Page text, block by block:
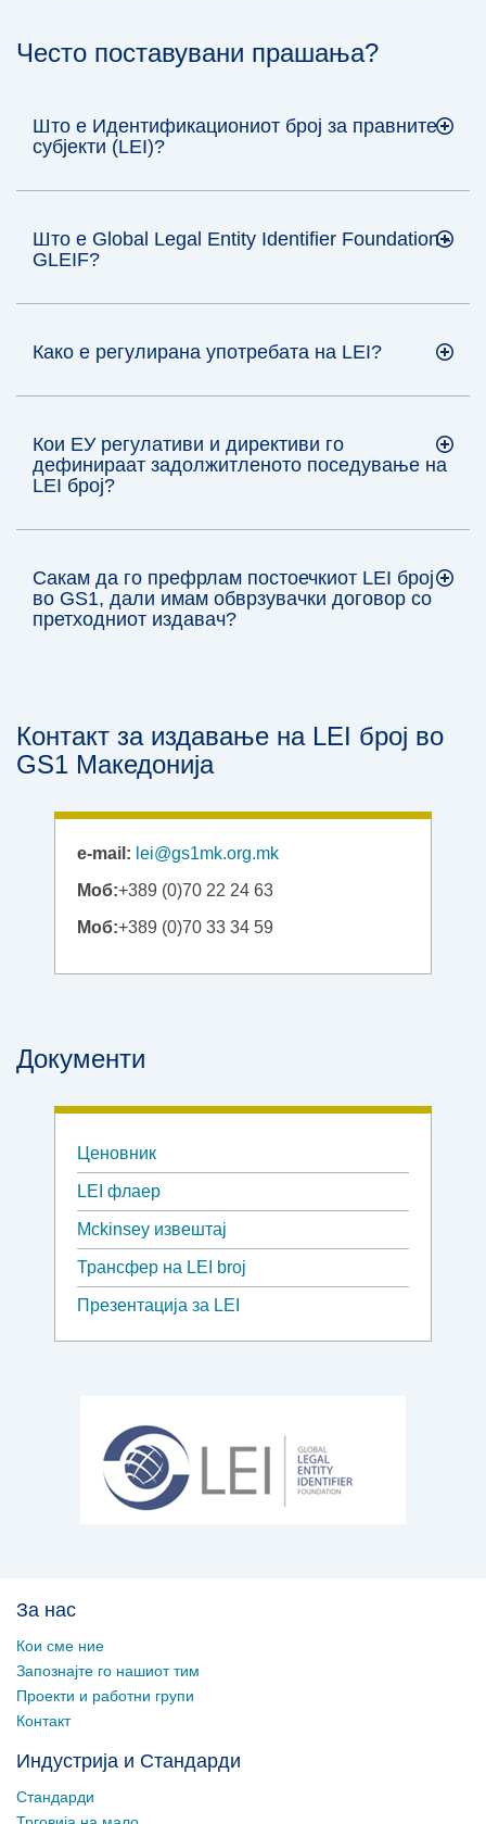
Често поставувани прашања?
Што е Идентификациониот број за правните
субјекти (LEI)?
Што е Global Legal Entity Identifier Foundation -
GLEIF?
Како е регулирана употребата на LEI?
Кои ЕУ регулативи и директиви го
дефинираат задолжитленото поседување на
LEI број?
Сакам да го префрлам постоечкиот LEI број
во GS1, дали имам обврзувачки договор со
претходниот издавач?
Контакт за издавање на LEI број во
GS1 Македонија
e-mail: lei@gs1mk.org.mk
Моб:+389 (0)70 22 24 63
Моб:+389 (0)70 33 34 59
Документи
Ценовник
LEI флаер
Mckinsey извештај
Трансфер на LEI broj
Презентација за LEI
За нас
Кои сме ние
Запознајте го нашиот тим
Проекти и работни групи
Контакт
Индустрија и Стандарди
Стандарди